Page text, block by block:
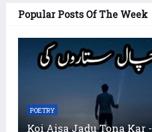
Popular Posts Of The Week
POETRY
Koi Aisa Jadu Tona Kar - کوئی ایسا جادو ٹونہ